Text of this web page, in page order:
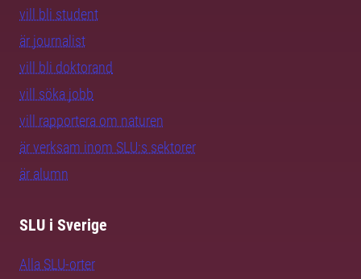
vill bli student
är journalist
vill bli doktorand
vill söka jobb
vill rapportera om naturen
är verksam inom SLU:s sektorer
är alumn
SLU i Sverige
Alla SLU-orter